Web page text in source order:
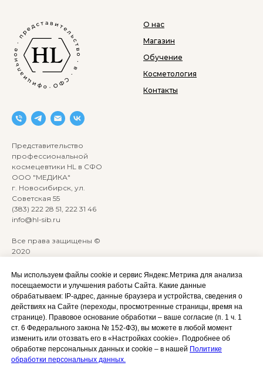
Мы используем файлы cookie и сервис Яндекс.Метрика для анализа
посещаемости и улучшения работы Сайта. Какие данные
обрабатываем: IP‑адрес, данные браузера и устройства, сведения о
действиях на Сайте (переходы, просмотренные страницы, время на
странице). Правовое основание обработки – ваше согласие (п. 1 ч. 1
ст. 6 Федерального закона № 152‑ФЗ), вы можете в любой момент
изменить или отозвать его в «Настройках cookie». Подробнее об
обработке персональных данных и cookie – в нашей Политике
обработки персональных данных.
Представительство
профессиональной
космецевтики HL в СФО
ООО "МЕДИКА"
г. Новосибирск, ул.
Советская 55
(383) 222 28 51, 222 31 46
info@hl-sib.ru
Все права защищены ©
2020
ANKRYONK
О нас
Магазин
Обучение
Косметология
Контакты
Акции и скидки
Оплата, доставка и возврат
Сотрудничество
Личный кабинет (Обучение)
Политика
конфиденциальности
Согласие на обработку
персональных данных